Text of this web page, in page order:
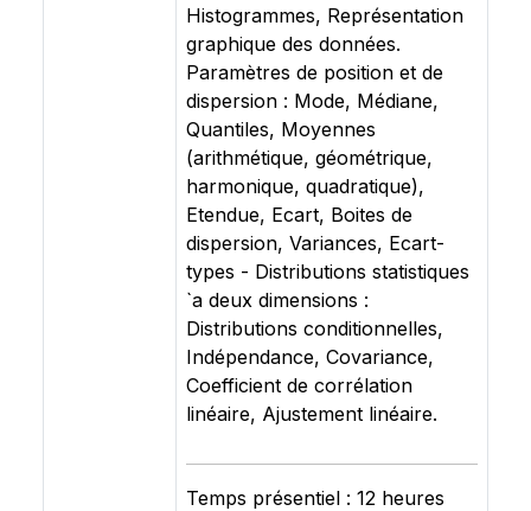
Histogrammes, Représentation
graphique des données.
Paramètres de position et de
dispersion : Mode, Médiane,
Quantiles, Moyennes
(arithmétique, géométrique,
harmonique, quadratique),
Etendue, Ecart, Boites de
dispersion, Variances, Ecart-
types - Distributions statistiques
`a deux dimensions :
Distributions conditionnelles,
Indépendance, Covariance,
Coefficient de corrélation
linéaire, Ajustement linéaire.
Temps présentiel : 12 heures